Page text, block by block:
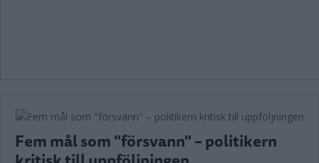
Fem mål som "försvann" – politikern